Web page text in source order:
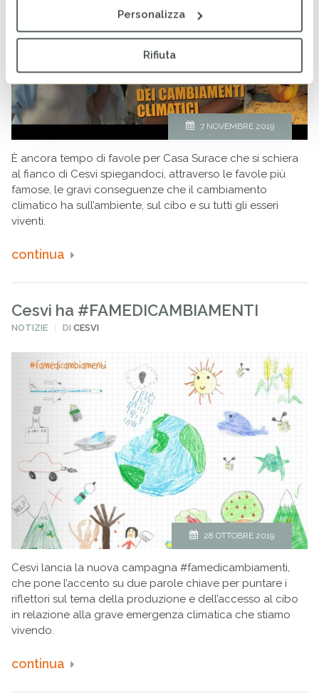
Personalizza
Rifiuta
7 NOVEMBRE 2019
È ancora tempo di favole per Casa Surace che si schiera
al fianco di Cesvi spiegandoci, attraverso le favole più
famose, le gravi conseguenze che il cambiamento
climatico ha sull’ambiente, sul cibo e su tutti gli esseri
viventi.
continua
Cesvi ha #FAMEDICAMBIAMENTI
PUBBLICATO
NOTIZIE DICESVI
28 OTTOBRE 2019
Cesvi lancia la nuova campagna #famedicambiamenti,
che pone l’accento su due parole chiave per puntare i
riflettori sul tema della produzione e dell’accesso al cibo
in relazione alla grave emergenza climatica che stiamo
vivendo.
continua